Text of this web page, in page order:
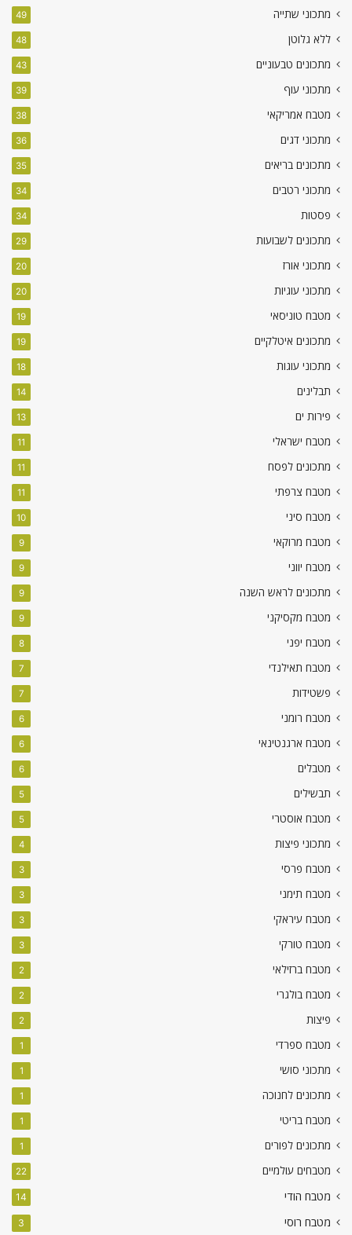
מתכוני שתייה 49
ללא גלוטן 48
מתכונים טבעוניים 43
מתכוני עוף 39
מטבח אמריקאי 38
מתכוני דגים 36
מתכונים בריאים 35
מתכוני רטבים 34
פסטות 34
מתכונים לשבועות 29
מתכוני אורז 20
מתכוני עוגיות 20
מטבח טוניסאי 19
מתכונים איטלקיים 19
מתכוני עוגות 18
תבלינים 14
פירות ים 13
מטבח ישראלי 11
מתכונים לפסח 11
מטבח צרפתי 11
מטבח סיני 10
מטבח מרוקאי 9
מטבח יווני 9
מתכונים לראש השנה 9
מטבח מקסיקני 9
מטבח יפני 8
מטבח תאילנדי 7
פשטידות 7
מטבח רומני 6
מטבח ארגנטינאי 6
מטבלים 6
תבשילים 5
מטבח אוסטרי 5
מתכוני פיצות 4
מטבח פרסי 3
מטבח תימני 3
מטבח עיראקי 3
מטבח טורקי 3
מטבח ברזילאי 2
מטבח בולגרי 2
פיצות 2
מטבח ספרדי 1
מתכוני סושי 1
מתכונים לחנוכה 1
מטבח בריטי 1
מתכונים לפורים 1
מטבחים עולמיים 22
מטבח הודי 14
מטבח רוסי 3